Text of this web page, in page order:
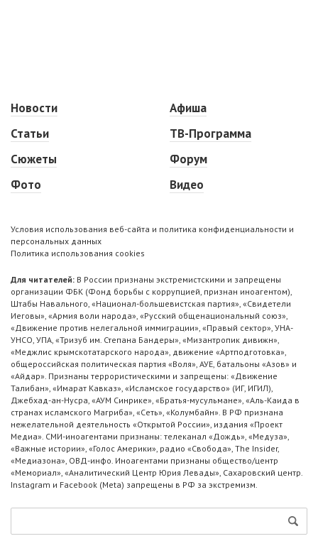
Новости
Статьи
Сюжеты
Фото
Афиша
ТВ-Программа
Форум
Видео
Условия использования веб-сайта и политика конфиденциальности и
персональных данных
Политика использования cookies
Для читателей: В России признаны экстремистскими и запрещены
организации ФБК (Фонд борьбы с коррупцией, признан иноагентом),
Штабы Навального, «Национал-большевистская партия», «Свидетели
Иеговы», «Армия воли народа», «Русский общенациональный союз»,
«Движение против нелегальной иммиграции», «Правый сектор», УНА-
УНСО, УПА, «Тризуб им. Степана Бандеры», «Мизантропик дивижн»,
«Меджлис крымскотатарского народа», движение «Артподготовка»,
общероссийская политическая партия «Воля», АУЕ, батальоны «Азов» и
«Айдар». Признаны террористическими и запрещены: «Движение
Талибан», «Имарат Кавказ», «Исламское государство» (ИГ, ИГИЛ),
Джебхад-ан-Нусра, «АУМ Синрике», «Братья-мусульмане», «Аль-Каида в
странах исламского Магриба», «Сеть», «Колумбайн». В РФ признана
нежелательной деятельность «Открытой России», издания «Проект
Медиа». СМИ-иноагентами признаны: телеканал «Дождь», «Медуза»,
«Важные истории», «Голос Америки», радио «Свобода», The Insider,
«Медиазона», ОВД-инфо. Иноагентами признаны общество/центр
«Мемориал», «Аналитический Центр Юрия Левады», Сахаровский центр.
Instagram и Facebook (Metа) запрещены в РФ за экстремизм.